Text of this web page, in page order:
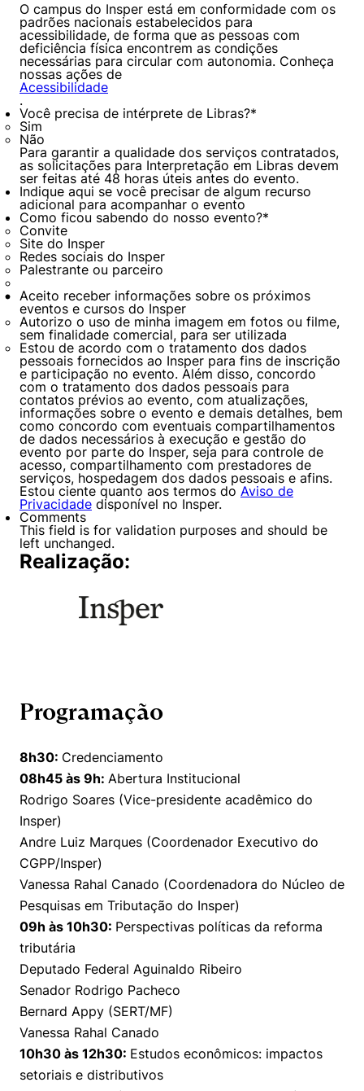
O campus do Insper está em conformidade com os
padrões nacionais estabelecidos para
acessibilidade, de forma que as pessoas com
deficiência física encontrem as condições
necessárias para circular com autonomia. Conheça
nossas ações de
Acessibilidade
.
Você precisa de intérprete de Libras?*
Sim
Não
Para garantir a qualidade dos serviços contratados,
as solicitações para Interpretação em Libras devem
ser feitas até 48 horas úteis antes do evento.
Indique aqui se você precisar de algum recurso
adicional para acompanhar o evento
Como ficou sabendo do nosso evento?*
Convite
Site do Insper
Redes sociais do Insper
Palestrante ou parceiro
Aceito receber informações sobre os próximos
eventos e cursos do Insper
Autorizo o uso de minha imagem em fotos ou filme,
sem finalidade comercial, para ser utilizada
Estou de acordo com o tratamento dos dados
pessoais fornecidos ao Insper para fins de inscrição
e participação no evento. Além disso, concordo
com o tratamento dos dados pessoais para
contatos prévios ao evento, com atualizações,
informações sobre o evento e demais detalhes, bem
como concordo com eventuais compartilhamentos
de dados necessários à execução e gestão do
evento por parte do Insper, seja para controle de
acesso, compartilhamento com prestadores de
serviços, hospedagem dos dados pessoais e afins.
Estou ciente quanto aos termos do Aviso de
Privacidade disponível no Insper.
Comments
This field is for validation purposes and should be
left unchanged.
Realização:
Programação
8h30: Credenciamento
08h45 às 9h: Abertura Institucional
Rodrigo Soares (Vice-presidente acadêmico do
Insper)
Andre Luiz Marques (Coordenador Executivo do
CGPP/Insper)
Vanessa Rahal Canado (Coordenadora do Núcleo de
Pesquisas em Tributação do Insper)
09h às 10h30: Perspectivas políticas da reforma
tributária
Deputado Federal Aguinaldo Ribeiro
Senador Rodrigo Pacheco
Bernard Appy (SERT/MF)
Vanessa Rahal Canado
10h30 às 12h30: Estudos econômicos: impactos
setoriais e distributivos